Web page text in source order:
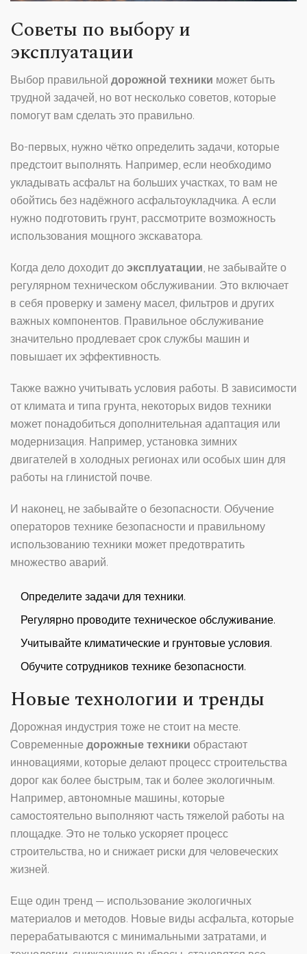
Советы по выбору и
эксплуатации
Выбор правильной дорожной техники может быть
трудной задачей, но вот несколько советов, которые
помогут вам сделать это правильно.
Во-первых, нужно чётко определить задачи, которые
предстоит выполнять. Например, если необходимо
укладывать асфальт на больших участках, то вам не
обойтись без надёжного асфальтоукладчика. А если
нужно подготовить грунт, рассмотрите возможность
использования мощного экскаватора.
Когда дело доходит до эксплуатации, не забывайте о
регулярном техническом обслуживании. Это включает
в себя проверку и замену масел, фильтров и других
важных компонентов. Правильное обслуживание
значительно продлевает срок службы машин и
повышает их эффективность.
Также важно учитывать условия работы. В зависимости
от климата и типа грунта, некоторых видов техники
может понадобиться дополнительная адаптация или
модернизация. Например, установка зимних
двигателей в холодных регионах или особых шин для
работы на глинистой почве.
И наконец, не забывайте о безопасности. Обучение
операторов технике безопасности и правильному
использованию техники может предотвратить
множество аварий.
Определите задачи для техники.
Регулярно проводите техническое обслуживание.
Учитывайте климатические и грунтовые условия.
Обучите сотрудников технике безопасности.
Новые технологии и тренды
Дорожная индустрия тоже не стоит на месте.
Современные дорожные техники обрастают
инновациями, которые делают процесс строительства
дорог как более быстрым, так и более экологичным.
Например, автономные машины, которые
самостоятельно выполняют часть тяжелой работы на
площадке. Это не только ускоряет процесс
строительства, но и снижает риски для человеческих
жизней.
Еще один тренд — использование экологичных
материалов и методов. Новые виды асфальта, которые
перерабатываются с минимальными затратами, и